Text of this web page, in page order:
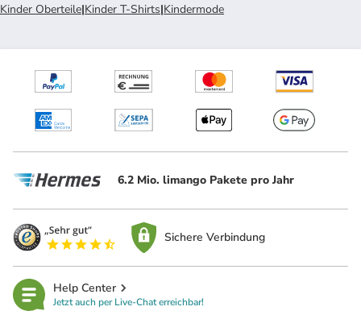
Kinder Oberteile|Kinder T-Shirts|Kindermode
6.2 Mio. limango Pakete pro Jahr
Sichere Verbindung
Help Center
Jetzt auch per Live-Chat erreichbar!